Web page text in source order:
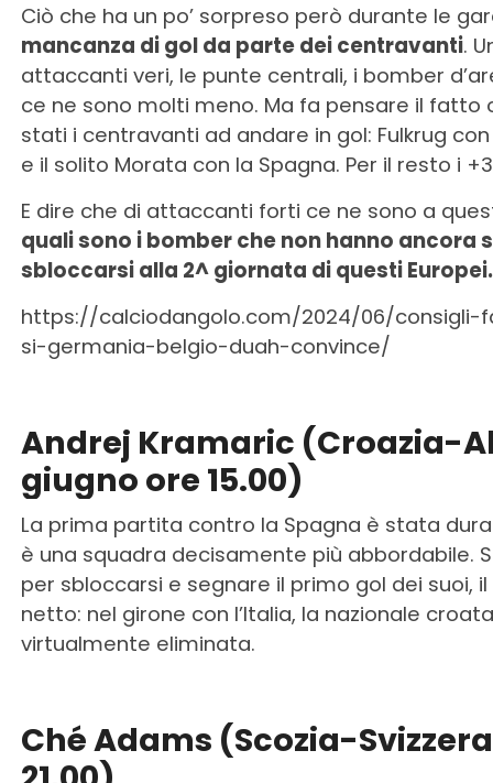
Ciò che ha un po’ sorpreso però durante le
mancanza di gol da parte dei centravanti.
attaccanti veri, le punte centrali, i bomber
ce ne sono molti meno. Ma fa pensare il fatto
stati i centravanti ad andare in gol: Fulkrug
e il solito Morata con la Spagna. Per il resto i
E dire che di attaccanti forti ce ne sono a
quali sono i bomber che non hanno ancora
sbloccarsi alla 2^ giornata di questi Europei.
https://calciodangolo.com/2024/06/
si-germania-belgio-duah-convince/
Andrej Kramaric (Croazia-
giugno ore 15.00)
La prima partita contro la Spagna è stata
è una squadra decisamente più abbordabile.
per sbloccarsi e segnare il primo gol dei suoi,
netto: nel girone con l’Italia, la nazionale
virtualmente eliminata.
Ché Adams (Scozia-